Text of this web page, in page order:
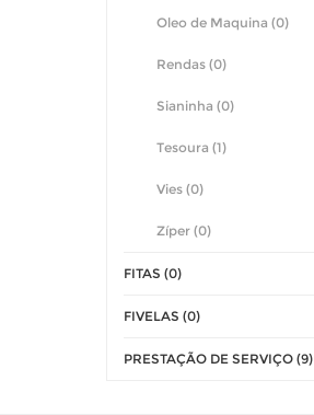
Oleo de Maquina (0)
Rendas (0)
Sianinha (0)
Tesoura (1)
Vies (0)
Zíper (0)
FITAS (0)
FIVELAS (0)
PRESTAÇÃO DE SERVIÇO (9)